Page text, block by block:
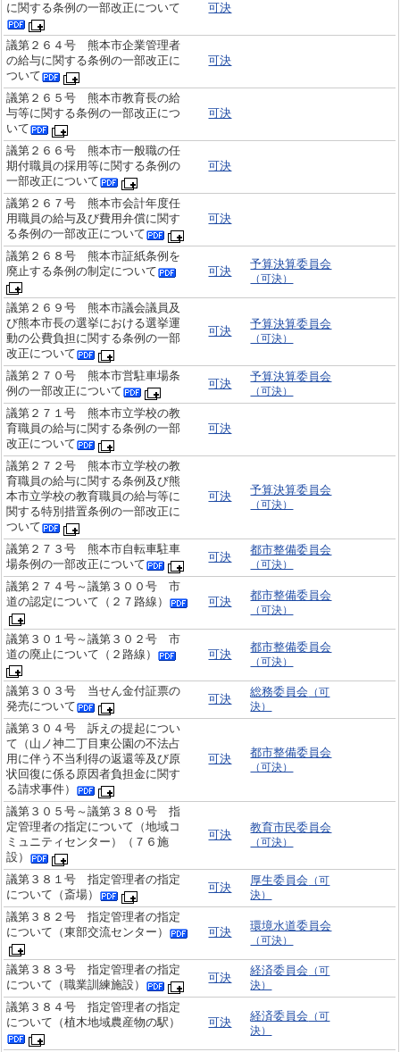
に関する条例の一部改正について
可決
議第２６４号 熊本市企業管理者
の給与に関する条例の一部改正に
ついて
可決
議第２６５号 熊本市教育長の給
与等に関する条例の一部改正につ
いて
可決
議第２６６号 熊本市一般職の任
期付職員の採用等に関する条例の
一部改正について
可決
議第２６７号 熊本市会計年度任
用職員の給与及び費用弁償に関す
る条例の一部改正について
可決
議第２６８号 熊本市証紙条例を
廃止する条例の制定について
可決
予算決算委員会
（可決）
議第２６９号 熊本市議会議員及
び熊本市長の選挙における選挙運
動の公費負担に関する条例の一部
改正について
可決
予算決算委員会
（可決）
議第２７０号 熊本市営駐車場条
例の一部改正について
可決
予算決算委員会
（可決）
議第２７１号 熊本市立学校の教
育職員の給与に関する条例の一部
改正について
可決
議第２７２号 熊本市立学校の教
育職員の給与に関する条例及び熊
本市立学校の教育職員の給与等に
関する特別措置条例の一部改正に
ついて
可決 予算決算委員会
（可決）
議第２７３号 熊本市自転車駐車
場条例の一部改正について
可決
都市整備委員会
（可決）
議第２７４号～議第３００号 市
道の認定について（２７路線）
可決 都市整備委員会
（可決）
議第３０１号～議第３０２号 市
道の廃止について（２路線）
可決
都市整備委員会
（可決）
議第３０３号 当せん金付証票の
発売について
可決
総務委員会
（可
決）
議第３０４号 訴えの提起につい
て（山ノ神二丁目東公園の不法占
用に伴う不当利得の返還等及び原
状回復に係る原因者負担金に関す
る請求事件）
可決 都市整備委員会
（可決）
議第３０５号～議第３８０号 指
定管理者の指定について（地域コ
ミュニティセンター）（７６施
設）
可決
教育市民委員会
（可決）
議第３８１号 指定管理者の指定
について（斎場）
可決
厚生委員会
（可
決）
議第３８２号 指定管理者の指定
について（東部交流センター）
可決 環境水道委員会
（可決）
議第３８３号 指定管理者の指定
について（職業訓練施設）
可決
経済委員会
（可
決）
議第３８４号 指定管理者の指定
について（植木地域農産物の駅）
可決 経済委員会
（可
決）